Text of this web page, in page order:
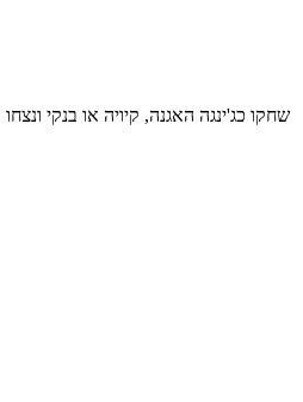
שחקו כג'ינגה האגנה, קיויה או בנקי